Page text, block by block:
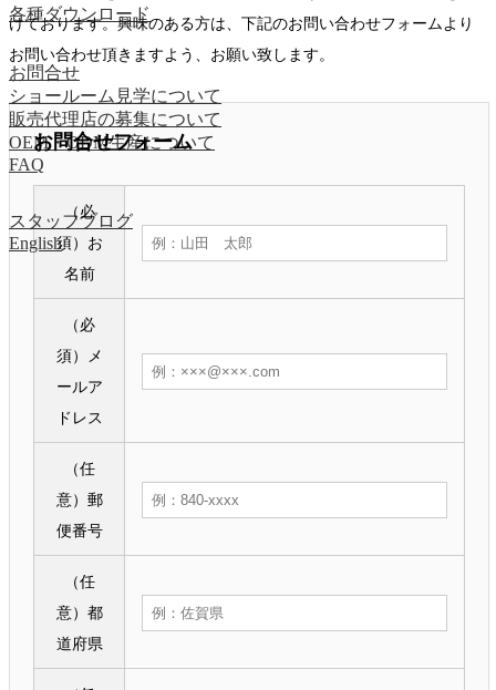
各種ダウンロード
お問合せ
ショールーム見学について
販売代理店の募集について
OEM・ODM生産について
FAQ
スタッフブログ
English
けております。興味のある方は、下記のお問い合わせフォームより
お問い合わせ頂きますよう、お願い致します。
お問合せフォーム
（必
須） お
名前
（必
須）
メ
ールア
ドレス
（任
意） 郵
便番号
（任
意） 都
道府県